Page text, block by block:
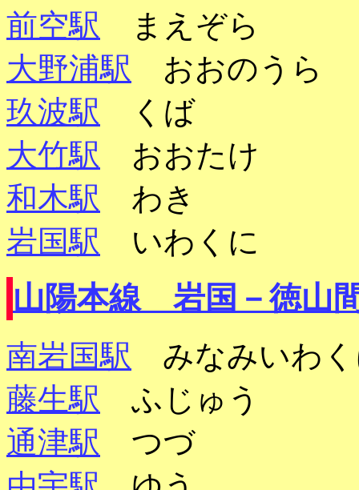
前空駅 まえぞら
大野浦駅 おおのうら
玖波駅 くば
大竹駅 おおたけ
和木駅 わき
岩国駅 いわくに
山陽本線 岩国－徳山
南岩国駅 みなみいわ
藤生駅 ふじゅう
通津駅 つづ